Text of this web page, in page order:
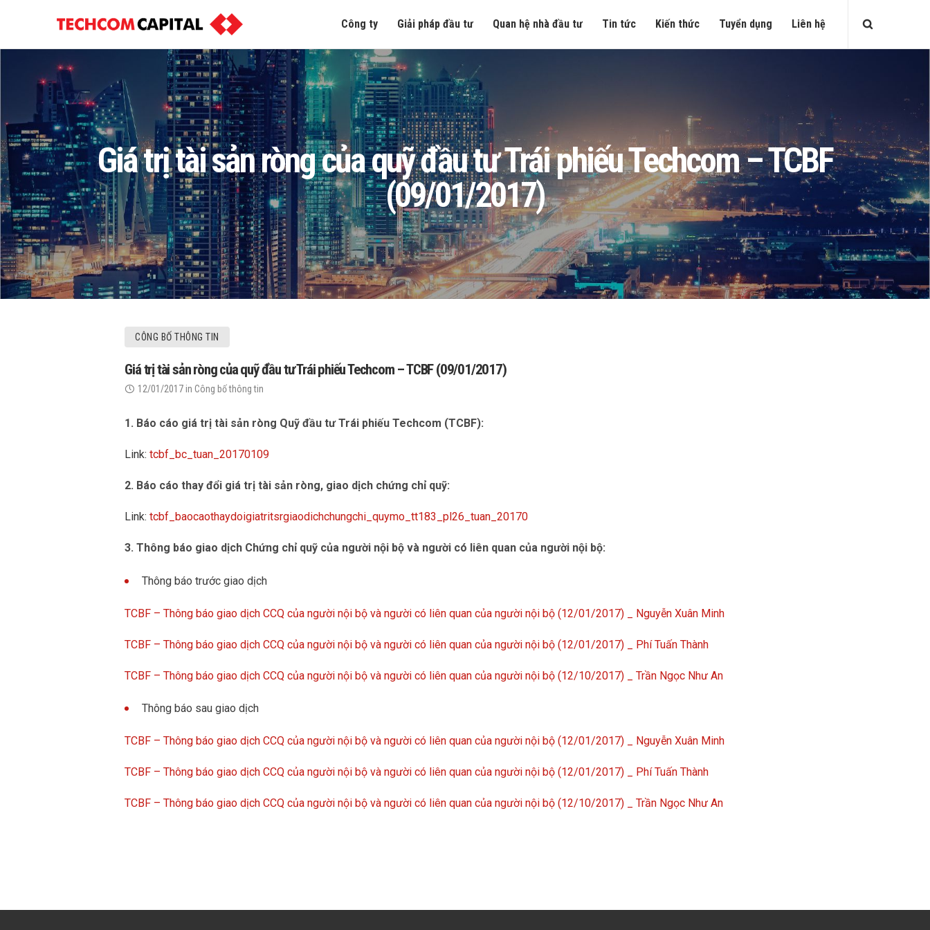
Công ty Giải pháp đầu tư Quan hệ nhà đầu tư Tin tức Kiến thức Tuyển dụng Liên hệ
Giá trị tài sản ròng của quỹ đầu tư Trái phiếu Techcom – TCBF
(09/01/2017)
CÔNG BỐ THÔNG TIN
Giá trị tài sản ròng của quỹ đầu tư Trái phiếu Techcom – TCBF (09/01/2017)
12/01/2017 in Công bố thông tin
1. Báo cáo giá trị tài sản ròng Quỹ đầu tư Trái phiếu Techcom (TCBF):
Link:tcbf_bc_tuan_20170109
2. Báo cáo thay đổi giá trị tài sản ròng, giao dịch chứng chỉ quỹ:
Link:tcbf_baocaothaydoigiatritsrgiaodichchungchi_quymo_tt183_pl26_tuan_20170
3. Thông báo giao dịch Chứng chỉ quỹ của người nội bộ và người có liên quan của người nội bộ:
Thông báo trước giao dịch
TCBF – Thông báo giao dịch CCQ của người nội bộ và người có liên quan của người nội bộ (12/01/2017) _ Nguyễn Xuân Minh
TCBF – Thông báo giao dịch CCQ của người nội bộ và người có liên quan của người nội bộ (12/01/2017) _ Phí Tuấn Thành
TCBF – Thông báo giao dịch CCQ của người nội bộ và người có liên quan của người nội bộ (12/10/2017) _ Trần Ngọc Như An
Thông báo sau giao dịch
TCBF – Thông báo giao dịch CCQ của người nội bộ và người có liên quan của người nội bộ (12/01/2017) _ Nguyễn Xuân Minh
TCBF – Thông báo giao dịch CCQ của người nội bộ và người có liên quan của người nội bộ (12/01/2017) _ Phí Tuấn Thành
TCBF – Thông báo giao dịch CCQ của người nội bộ và người có liên quan của người nội bộ (12/10/2017) _ Trần Ngọc Như An